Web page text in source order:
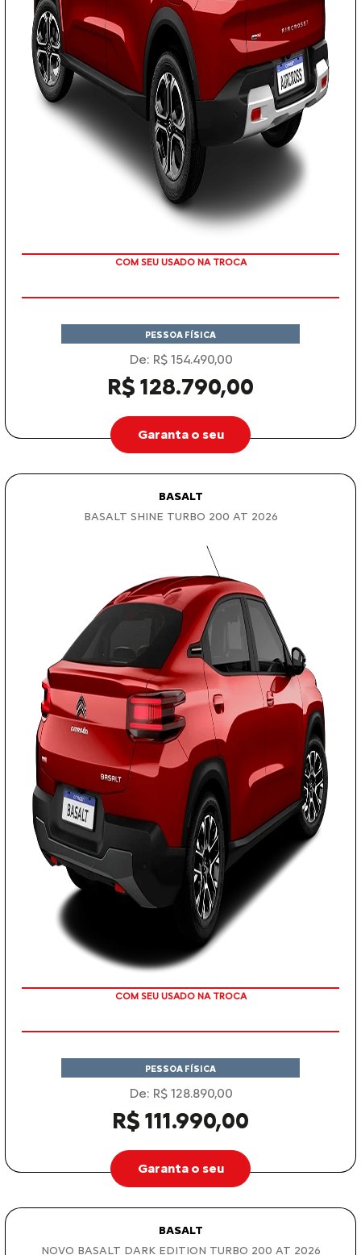
TAXA ZERO
PESSOA FÍSICA
De: R$ 154.490,00
R$ 128.790,00
Garanta o seu
BASALT
BASALT SHINE TURBO 200 AT 2026
TAXA ZERO
PESSOA FÍSICA
De: R$ 128.890,00
R$ 111.990,00
Garanta o seu
BASALT
NOVO BASALT DARK EDITION TURBO 200 AT 2026